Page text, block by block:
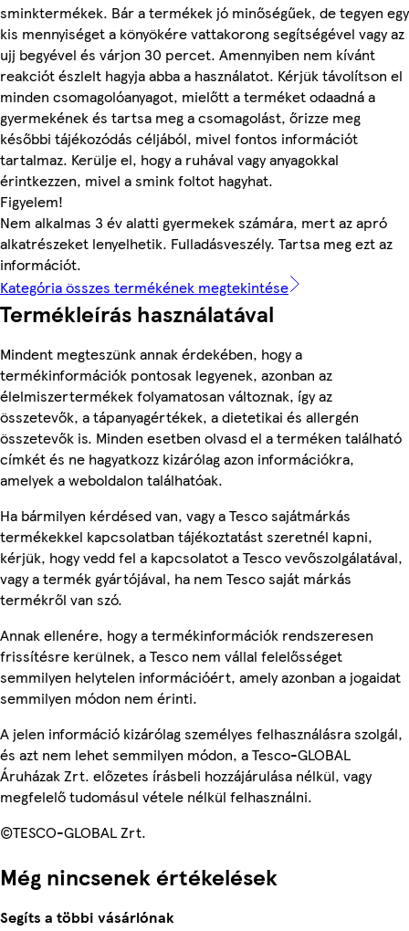
sminktermékek. Bár a termékek jó minőségűek, de tegyen egy
kis mennyiséget a könyökére vattakorong segítségével vagy az
ujj begyével és várjon 30 percet. Amennyiben nem kívánt
reakciót észlelt hagyja abba a használatot. Kérjük távolítson el
minden csomagolóanyagot, mielőtt a terméket odaadná a
gyermekének és tartsa meg a csomagolást, őrizze meg
későbbi tájékozódás céljából, mivel fontos információt
tartalmaz. Kerülje el, hogy a ruhával vagy anyagokkal
érintkezzen, mivel a smink foltot hagyhat.
Figyelem!
Nem alkalmas 3 év alatti gyermekek számára, mert az apró
alkatrészeket lenyelhetik. Fulladásveszély. Tartsa meg ezt az
információt.
Kategória összes termékének megtekintése
Termékleírás használatával
Mindent megteszünk annak érdekében, hogy a
termékinformációk pontosak legyenek, azonban az
élelmiszertermékek folyamatosan változnak, így az
összetevők, a tápanyagértékek, a dietetikai és allergén
összetevők is. Minden esetben olvasd el a terméken található
címkét és ne hagyatkozz kizárólag azon információkra,
amelyek a weboldalon találhatóak.
Ha bármilyen kérdésed van, vagy a Tesco sajátmárkás
termékekkel kapcsolatban tájékoztatást szeretnél kapni,
kérjük, hogy vedd fel a kapcsolatot a Tesco vevőszolgálatával,
vagy a termék gyártójával, ha nem Tesco saját márkás
termékről van szó.
Annak ellenére, hogy a termékinformációk rendszeresen
frissítésre kerülnek, a Tesco nem vállal felelősséget
semmilyen helytelen információért, amely azonban a jogaidat
semmilyen módon nem érinti.
A jelen információ kizárólag személyes felhasználásra szolgál,
és azt nem lehet semmilyen módon, a Tesco-GLOBAL
Áruházak Zrt. előzetes írásbeli hozzájárulása nélkül, vagy
megfelelő tudomásul vétele nélkül felhasználni.
©TESCO-GLOBAL Zrt.
Még nincsenek értékelések
Segíts a többi vásárlónak